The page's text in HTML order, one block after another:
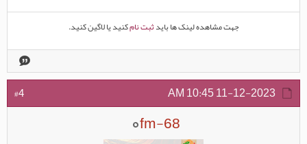
جهت مشاهده لینک ها بایدثبت نامکنید یا لاگین کنید.
11-12-2023
10:45 AM
#4
fm-68